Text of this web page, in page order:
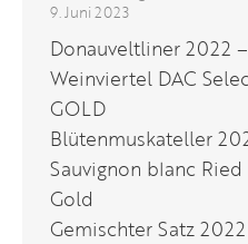
9. Juni 2023
Donauveltliner 2022
Weinviertel DAC
GOLD
Blütenmuskateller
Sauvignon blanc
Gold
Gemischter Satz